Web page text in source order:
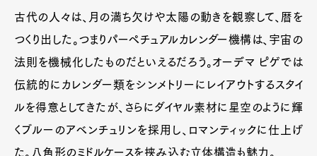
古代の人々は、月の満ち欠けや太陽の動きを観察して、暦を
つくり出した。つまりパーペチュアルカレンダー機構は、宇宙の
法則を機械化したものだといえるだろう。オーデマ ピゲでは
伝統的にカレンダー類をシンメトリーにレイアウトするスタイ
ルを得意としてきたが、さらにダイヤル素材に星空のように輝
くブルーのアベンチュリンを採用し、ロマンティックに仕上げ
た。八角形のミドルケースを挟み込む立体構造も魅力。